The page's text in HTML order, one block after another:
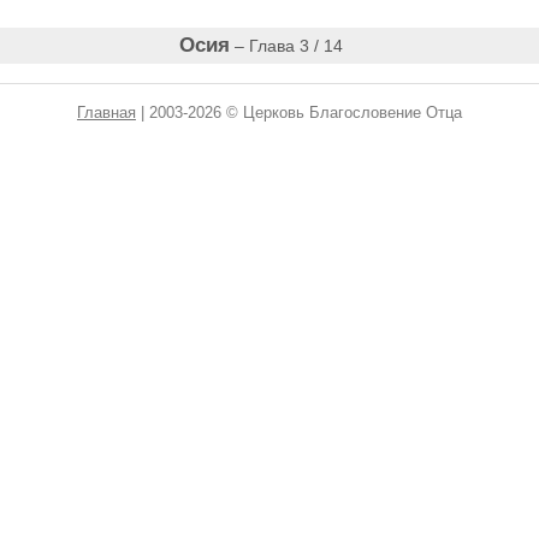
Осия – Глава 3 / 14
Главная | 2003-2026 © Церковь Благословение Отца